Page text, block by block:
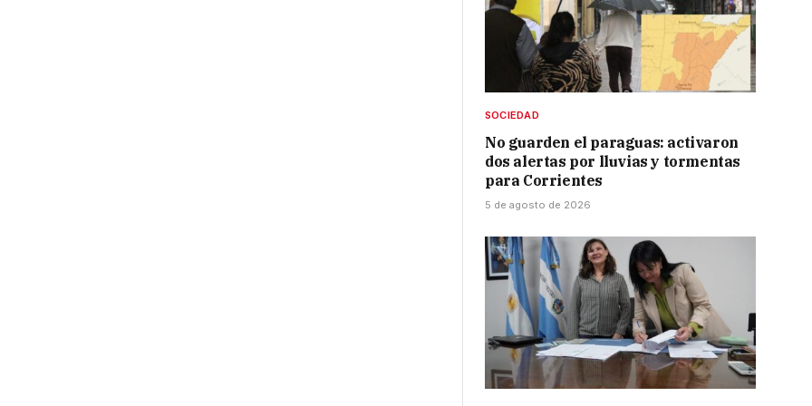
SOCIEDAD
No guarden el paraguas: activaron
dos alertas por lluvias y tormentas
para Corrientes
5 de agosto de 2026